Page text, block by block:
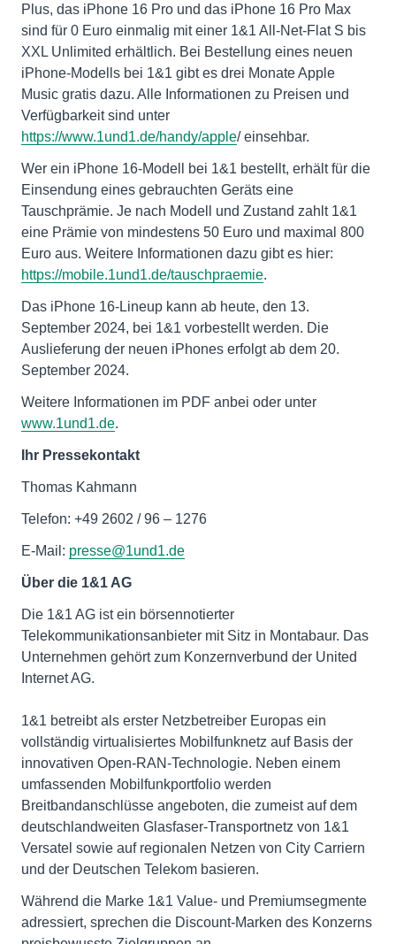
Plus, das iPhone 16 Pro und das iPhone 16 Pro Max
sind für 0 Euro einmalig mit einer 1&1 All-Net-Flat S bis
XXL Unlimited erhältlich. Bei Bestellung eines neuen
iPhone-Modells bei 1&1 gibt es drei Monate Apple
Music gratis dazu. Alle Informationen zu Preisen und
Verfügbarkeit sind unter
https://www.1und1.de/handy/apple/ einsehbar.
Wer ein iPhone 16-Modell bei 1&1 bestellt, erhält für die
Einsendung eines gebrauchten Geräts eine
Tauschprämie. Je nach Modell und Zustand zahlt 1&1
eine Prämie von mindestens 50 Euro und maximal 800
Euro aus. Weitere Informationen dazu gibt es hier:
https://mobile.1und1.de/tauschpraemie.
Das iPhone 16-Lineup kann ab heute, den 13.
September 2024, bei 1&1 vorbestellt werden. Die
Auslieferung der neuen iPhones erfolgt ab dem 20.
September 2024.
Weitere Informationen im PDF anbei oder unter
www.1und1.de.
Ihr Pressekontakt
Thomas Kahmann
Telefon: +49 2602 / 96 – 1276
E-Mail: presse@1und1.de
Über die 1&1 AG
Die 1&1 AG ist ein börsennotierter
Telekommunikationsanbieter mit Sitz in Montabaur. Das
Unternehmen gehört zum Konzernverbund der United
Internet AG.
1&1 betreibt als erster Netzbetreiber Europas ein
vollständig virtualisiertes Mobilfunknetz auf Basis der
innovativen Open-RAN-Technologie. Neben einem
umfassenden Mobilfunkportfolio werden
Breitbandanschlüsse angeboten, die zumeist auf dem
deutschlandweiten Glasfaser-Transportnetz von 1&1
Versatel sowie auf regionalen Netzen von City Carriern
und der Deutschen Telekom basieren.
Während die Marke 1&1 Value- und Premiumsegmente
adressiert, sprechen die Discount-Marken des Konzerns